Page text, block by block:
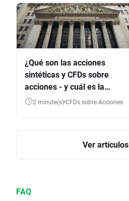
¿Qué son las acciones
sintéticas y CFDs sobre
acciones - y cuál es la
diferencia?
2 minute(s) CFDs sobre Acciones
Ver artículos
FAQ